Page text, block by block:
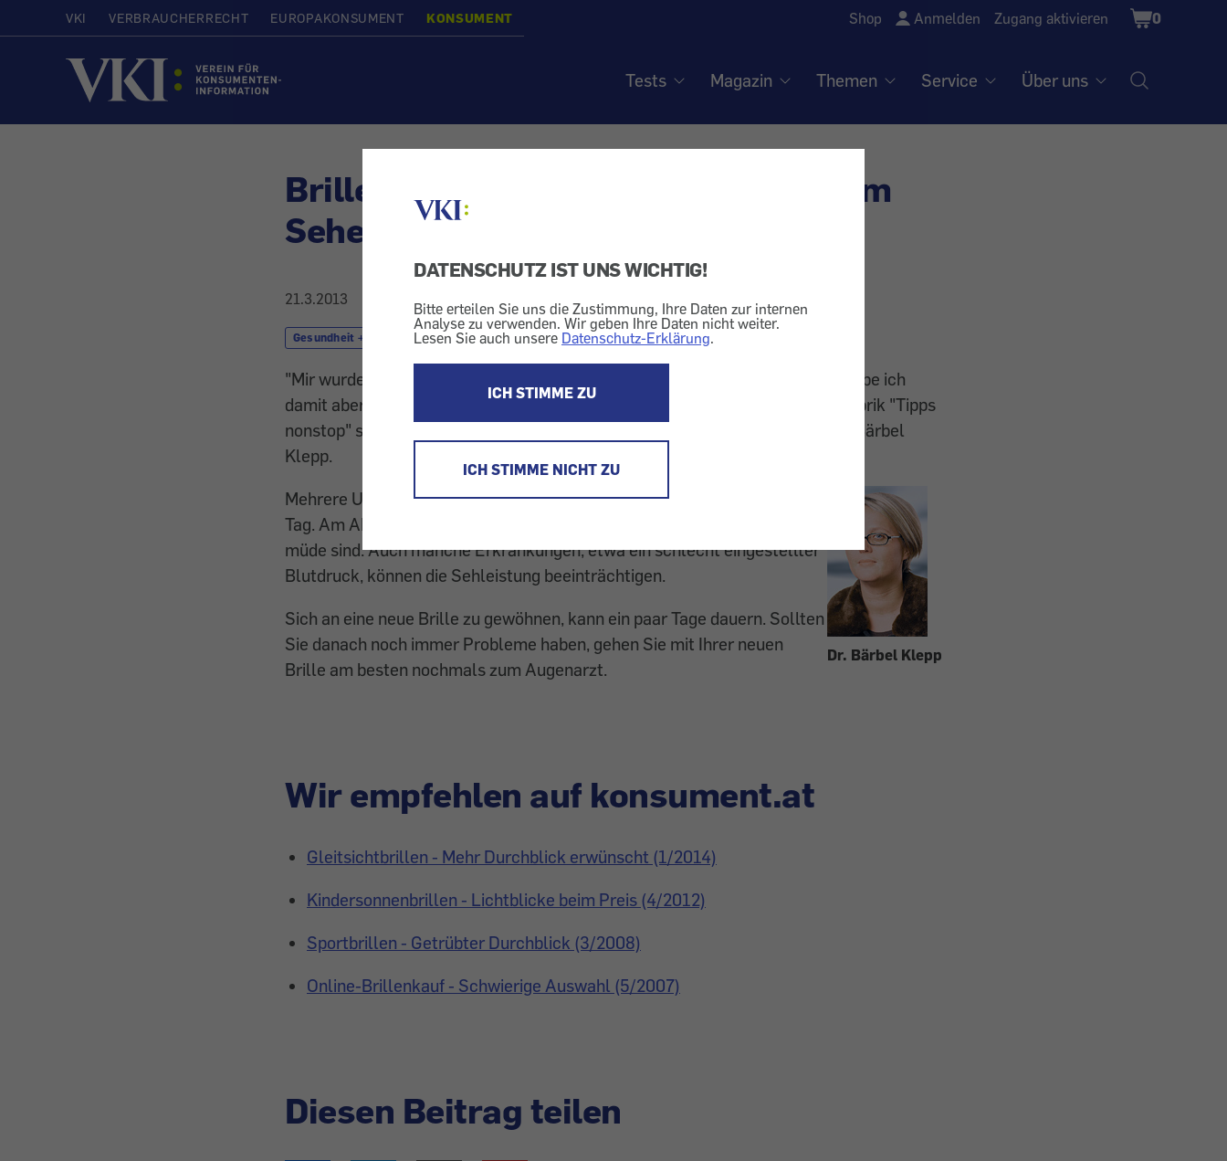
DATENSCHUTZ IST UNS WICHTIG!
Bitte erteilen Sie uns die Zustimmung, Ihre Daten zur internen
Analyse zu verwenden. Wir geben Ihre Daten nicht weiter.
Lesen Sie auch unsere Datenschutz-Erklärung.
ICH STIMME ZU
ICH STIMME NICHT ZU
VKI VERBRAUCHERRECHT EUROPAKONSUMENT KONSUMENT Shop Anmelden Zugang aktivieren
Shopping
Cart
0
Startseite
Tests Magazin Themen Service Über uns
Brille neu angepasst - Probleme beim
Sehen
21.3.2013
Gesundheit + Kosmetik Brille
"Mir wurde vom Arzt eine Brille angepasst. Als ich sie vom Optiker abholte, habe ich
damit aber nicht so gut gesehen. Was kann daran schuld sein? - In unserer Rubrik "Tipps
nonstop" stellen Leser Fragen und unsere Experten geben Antwort - hier Dr. Bärbel
Klepp.
Dr. Bärbel Klepp
Mehrere Ursachen sind möglich: Die Messwerte schwanken über den
Tag. Am Abend sieht man beispielsweise oft schlechter, weil die Augen
müde sind. Auch manche Erkrankungen, etwa ein schlecht eingestellter
Blutdruck, können die Sehleistung beeinträchtigen.
Sich an eine neue Brille zu gewöhnen, kann ein paar Tage dauern. Sollten
Sie danach noch immer Probleme haben, gehen Sie mit Ihrer neuen
Brille am besten nochmals zum Augenarzt.
Wir empfehlen auf konsument.at
Gleitsichtbrillen - Mehr Durchblick erwünscht (1/2014)
Kindersonnenbrillen - Lichtblicke beim Preis (4/2012)
Sportbrillen - Getrübter Durchblick (3/2008)
Online-Brillenkauf - Schwierige Auswahl (5/2007)
Diesen Beitrag teilen